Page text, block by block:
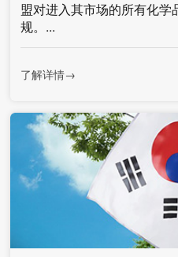
盟对进入其市场的所有化
规。...
了解详情→